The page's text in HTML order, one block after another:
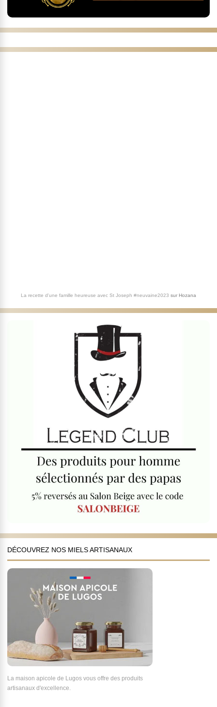
La recette d'une famille heureuse avec St Joseph #neuvaine2023 sur Hozana
DÉCOUVREZ NOS MIELS ARTISANAUX
La maison apicole de Lugos vous offre des produits
artisanaux d'excellence.